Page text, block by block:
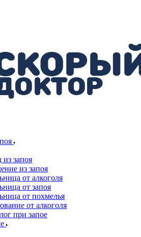
запоя
из запоя
от алкоголя
от запоя
от похмелья
от алкоголя
при запое